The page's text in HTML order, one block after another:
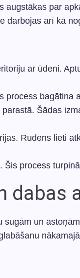
augstākas par
darbojas arī kā
ar ūdeni.
bagātina
Šādas
Rudens lieti
Šis process
dabas
un